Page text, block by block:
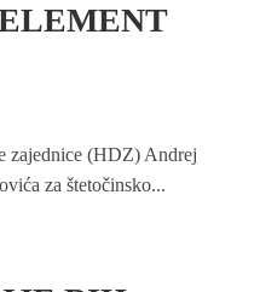
zajednice (HDZ) Andrej
za štetočinsko...